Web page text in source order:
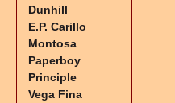
Dunhill
E.P. Carillo
Montosa
Paperboy
Principle
Vega Fina